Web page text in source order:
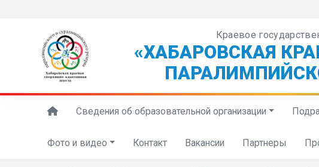
Краевое
«ХАБАРОВСКАЯ
Сведения об образовательной организации
Фото и видео Контакт Вакансии Партнеры